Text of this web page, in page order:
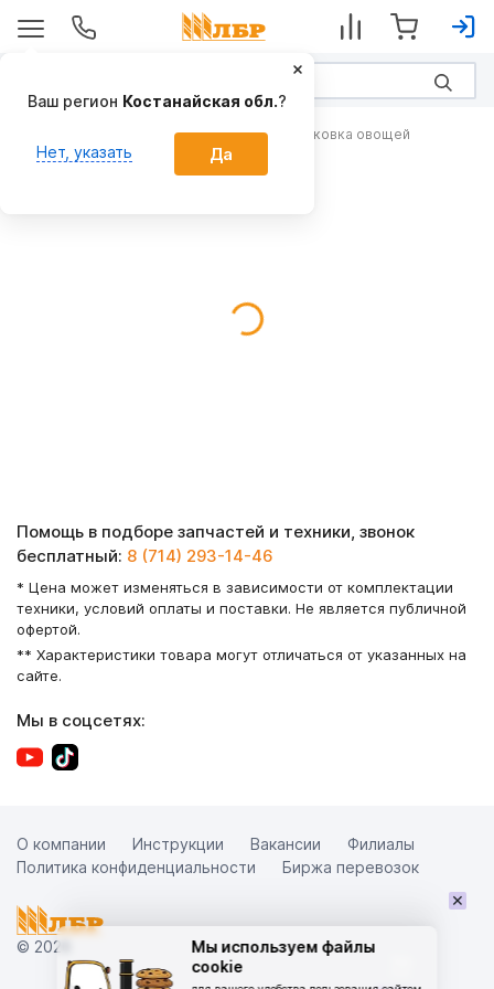
Складская обработка, сортировка и упаковка овощей
Мы используем файлы
cookie
Помощь в подборе запчастей и техники, звонок
бесплатный: 8 (714) 293-14-46
* Цена может изменяться в зависимости от комплектации
техники, условий оплаты и поставки. Не является публичной
офертой.
** Характеристики товара могут отличаться от указанных на
сайте.
Мы в соцсетях:
© 2026
О компании Инструкции Вакансии
Филиалы
Политика конфиденциальности
Биржа перевозок
×
Ваш регион Костанайская обл.?
Нет, указать Да